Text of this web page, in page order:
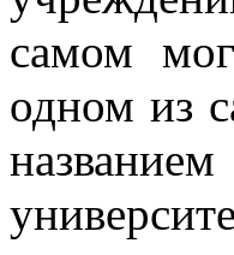
самом
одном из